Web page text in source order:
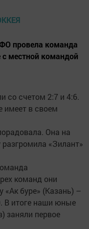
провела команда
местной командой
со счетом 2:7 и 4:6.
имеет в своем
Она на
«Зилант»
команд они
«Ак буре» (Казань) –
В итоге наши юные
заняли первое